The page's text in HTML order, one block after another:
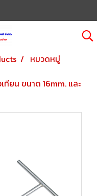
หมวดหมู่
ทียน ขนาด 16mm. และ